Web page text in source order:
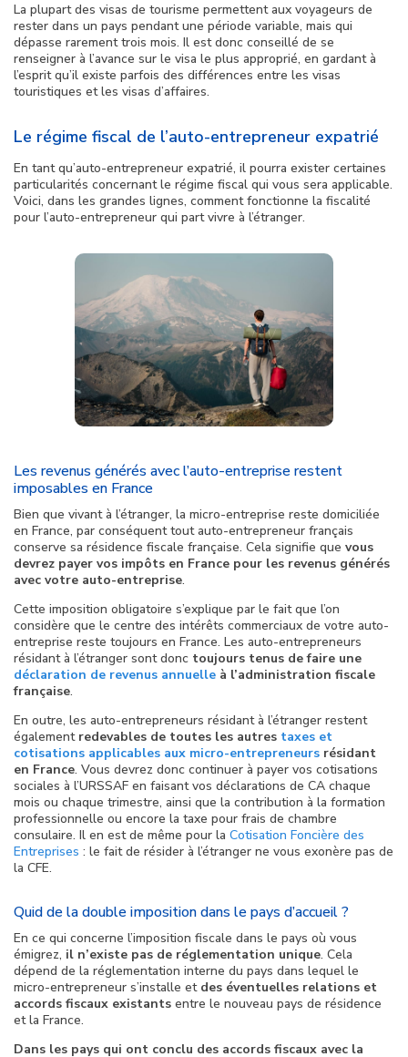
La plupart des visas de tourisme permettent aux voyageurs de
rester dans un pays pendant une période variable, mais qui
dépasse rarement trois mois. Il est donc conseillé de se
renseigner à l’avance sur le visa le plus approprié, en gardant à
l’esprit qu’il existe parfois des différences entre les visas
touristiques et les visas d’affaires.
Le régime fiscal de l’auto-entrepreneur expatrié
En tant qu’auto-entrepreneur expatrié, il pourra exister certaines
particularités concernant le régime fiscal qui vous sera applicable.
Voici, dans les grandes lignes, comment fonctionne la fiscalité
pour l’auto-entrepreneur qui part vivre à l’étranger.
Les revenus générés avec l’auto-entreprise restent
imposables en France
Bien que vivant à l’étranger, la micro-entreprise reste domiciliée
en France, par conséquent tout auto-entrepreneur français
conserve sa résidence fiscale française. Cela signifie que vous
devrez payer vos impôts en France pour les revenus générés
avec votre auto-entreprise.
Cette imposition obligatoire s’explique par le fait que l’on
considère que le centre des intérêts commerciaux de votre auto-
entreprise reste toujours en France. Les auto-entrepreneurs
résidant à l’étranger sont donc toujours tenus de faire une
déclaration de revenus annuelle à l’administration fiscale
française.
En outre, les auto-entrepreneurs résidant à l’étranger restent
également redevables de toutes les autres taxes et
cotisations applicables aux micro-entrepreneurs résidant
en France. Vous devrez donc continuer à payer vos cotisations
sociales à l’URSSAF en faisant vos déclarations de CA chaque
mois ou chaque trimestre, ainsi que la contribution à la formation
professionnelle ou encore la taxe pour frais de chambre
consulaire. Il en est de même pour la Cotisation Foncière des
Entreprises : le fait de résider à l’étranger ne vous exonère pas de
la CFE.
Quid de la double imposition dans le pays d’accueil ?
En ce qui concerne l’imposition fiscale dans le pays où vous
émigrez, il n’existe pas de réglementation unique. Cela
dépend de la réglementation interne du pays dans lequel le
micro-entrepreneur s’installe et des éventuelles relations et
accords fiscaux existants entre le nouveau pays de résidence
et la France.
Dans les pays qui ont conclu des accords fiscaux avec la